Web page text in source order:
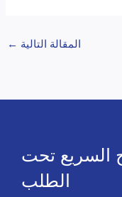
المقالة التالية ←
السريع تحت
الطلب